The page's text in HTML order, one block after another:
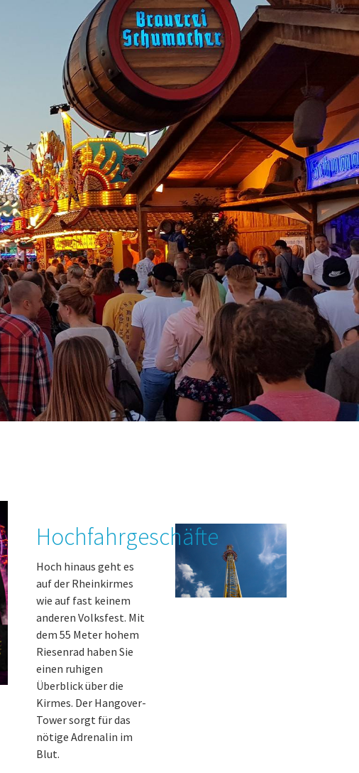
Hochfahrgeschäfte
Hoch hinaus geht es
auf der Rheinkirmes
wie auf fast keinem
anderen Volksfest. Mit
dem 55 Meter hohem
Riesenrad haben Sie
einen ruhigen
Überblick über die
Kirmes. Der Hangover-
Tower sorgt für das
nötige Adrenalin im
Blut.